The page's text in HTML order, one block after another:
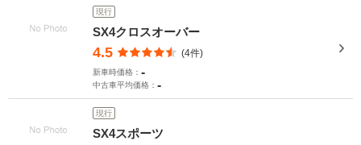
現行
SX4クロスオーバー
4.5 (4件)
新車時価格： -
中古車平均価格： -
現行
SX4スポーツ